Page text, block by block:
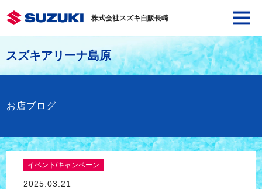
株式会社スズキ自販長崎
スズキアリーナ島原
お店ブログ
イベント/キャンペーン
2025.03.21